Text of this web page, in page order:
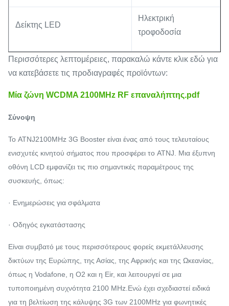
Δείκτης LED
Ηλεκτρική
τροφοδοσία
Περισσότερες λεπτομέρειες, παρακαλώ κάντε κλικ εδώ για
να κατεβάσετε τις προδιαγραφές προϊόντων:
Μία ζώνη WCDMA 2100MHz RF επαναλήπτης.pdf
Σύνοψη
Το ATNJ2100MHz 3G Booster είναι ένας από τους τελευταίους
ενισχυτές κινητού σήματος που προσφέρει το ATNJ. Μια έξυπνη
οθόνη LCD εμφανίζει τις πιο σημαντικές παραμέτρους της
συσκευής, όπως:
· Ενημερώσεις για σφάλματα
· Οδηγός εγκατάστασης
Είναι συμβατό με τους περισσότερους φορείς εκμετάλλευσης
δικτύων της Ευρώπης, της Ασίας, της Αφρικής και της Ωκεανίας,
όπως η Vodafone, η O2 και η Eir, και λειτουργεί σε μια
τυποποιημένη συχνότητα 2100 MHz.Ενώ έχει σχεδιαστεί ειδικά
για τη βελτίωση της κάλυψης 3G των 2100MHz για φωνητικές